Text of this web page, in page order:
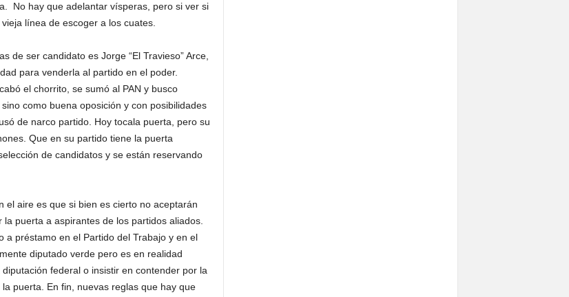
No hay que adelantar vísperas, pero si ver si
línea de escoger a los cuates.
de ser candidato es Jorge “El Travieso” Arce,
para venderla al partido en el poder.
el chorrito, se sumó al PAN y busco
como buena oposición y con posibilidades
de narco partido. Hoy tocala puerta, pero su
Que en su partido tiene la puerta
de candidatos y se están reservando
el aire es que si bien es cierto no aceptarán
puerta a aspirantes de los partidos aliados.
a préstamo en el Partido del Trabajo y en el
diputado verde pero es en realidad
federal o insistir en contender por la
puerta. En fin, nuevas reglas que hay que